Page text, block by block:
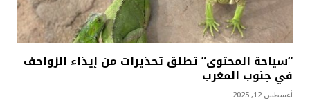
“سياحة المحتوى” تطلق تحذيرات من إيذاء الزواحف
في جنوب المغرب
أغسطس 12, 2025